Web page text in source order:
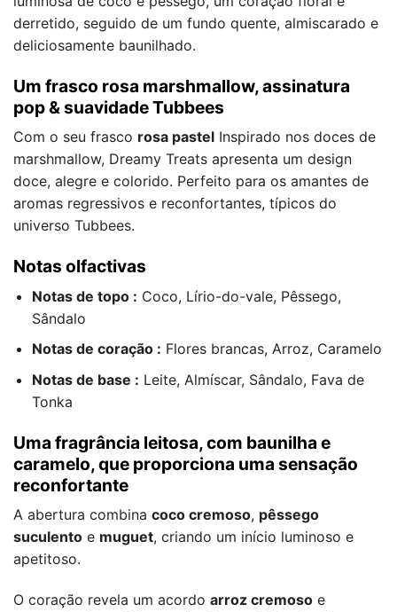
derretido, seguido de um fundo quente, almiscarado e
deliciosamente baunilhado.
Um frasco rosa marshmallow, assinatura
pop & suavidade Tubbees
Com o seu frasco rosa pastel Inspirado nos doces de
marshmallow, Dreamy Treats apresenta um design
doce, alegre e colorido. Perfeito para os amantes de
aromas regressivos e reconfortantes, típicos do
universo Tubbees.
Notas olfactivas
Notas de topo : Coco, Lírio-do-vale, Pêssego,
Sândalo
Notas de coração : Flores brancas, Arroz, Caramelo
Notas de base : Leite, Almíscar, Sândalo, Fava de
Tonka
Uma fragrância leitosa, com baunilha e
caramelo, que proporciona uma sensação
reconfortante
A abertura combina coco cremoso, pêssego
suculento e muguet, criando um início luminoso e
apetitoso.
O coração revela um acordo arroz cremoso e